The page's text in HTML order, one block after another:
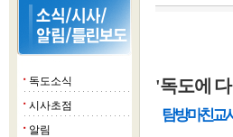
■ 독도소식
■ 시사초점
■ 알림
'독도에
탐방 마친 교